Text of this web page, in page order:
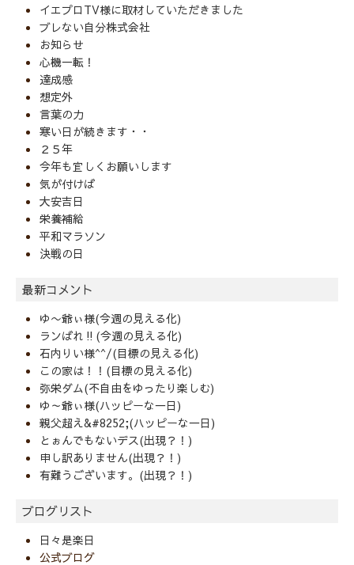
イエプロTV様に取材していただきました
ブレない自分株式会社
お知らせ
心機一転！
達成感
想定外
言葉の力
寒い日が続きます・・
２５年
今年も宜しくお願いします
気が付けば
大安吉日
栄養補給
平和マラソン
決戦の日
最新コメント
ゆ〜爺ぃ様(今週の見える化)
ランばれ‼️(今週の見える化)
石内りい様^^/(目標の見える化)
この家は！！(目標の見える化)
弥栄ダム(不自由をゆったり楽しむ)
ゆ～爺ぃ様(ハッピーな一日)
親父超え&#8252;(ハッピーな一日)
とぉんでもないデス(出現？！)
申し訳ありません(出現？！)
有難うございます。(出現？！)
ブログリスト
日々是楽日
公式ブログ